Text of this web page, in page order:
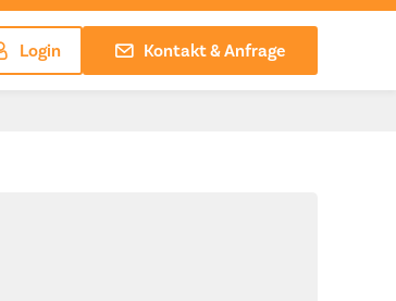
Login Kontakt & Anfrage